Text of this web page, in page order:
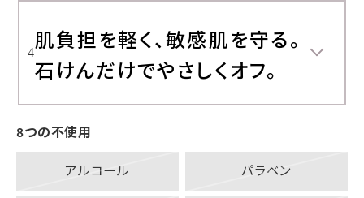
4肌負担を軽く、敏感肌を守る。
石けんだけでやさしくオフ。
8つの不使用
アルコール パラベン